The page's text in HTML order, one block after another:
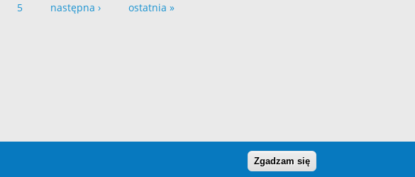
5 następna › ostatnia »
Zgadzam się